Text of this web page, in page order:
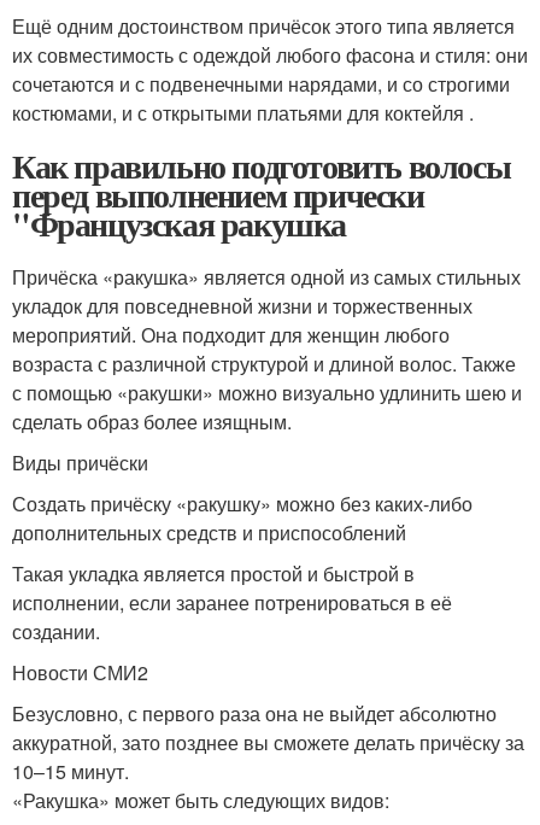
Ещё одним достоинством причёсок этого типа является
их совместимость с одеждой любого фасона и стиля: они
сочетаются и с подвенечными нарядами, и со строгими
костюмами, и с открытыми платьями для коктейля .
Как правильно подготовить волосы
перед выполнением прически
"Французская ракушка
Причёска «ракушка» является одной из самых стильных
укладок для повседневной жизни и торжественных
мероприятий. Она подходит для женщин любого
возраста с различной структурой и длиной волос. Также
с помощью «ракушки» можно визуально удлинить шею и
сделать образ более изящным.
Виды причёски
Создать причёску «ракушку» можно без каких-либо
дополнительных средств и приспособлений
Такая укладка является простой и быстрой в
исполнении, если заранее потренироваться в её
создании.
Новости СМИ2
Безусловно, с первого раза она не выйдет абсолютно
аккуратной, зато позднее вы сможете делать причёску за
10–15 минут.
«Ракушка» может быть следующих видов: